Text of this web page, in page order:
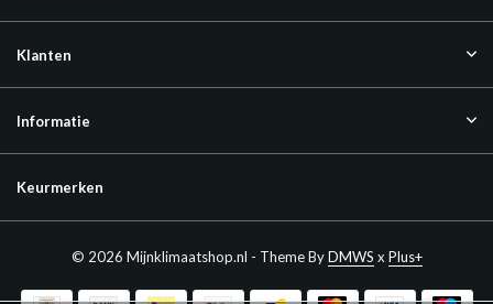
Klanten
Informatie
Keurmerken
© 2026 Mijnklimaatshop.nl - Theme ByDMWS x Plus+